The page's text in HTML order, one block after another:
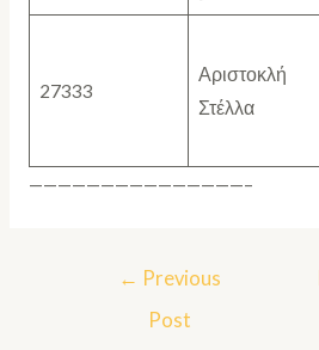
27333
Αριστοκλή
Στέλλα
———————————————–
← Previous
Post